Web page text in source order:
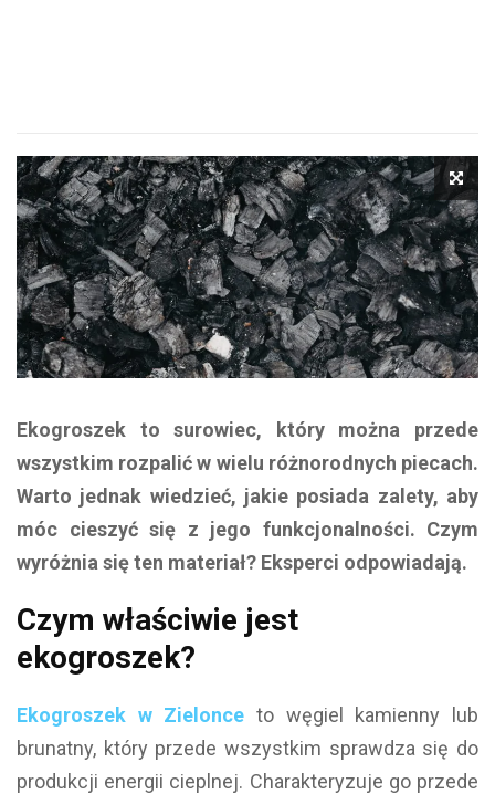
Ekogroszek to surowiec, który można przede
wszystkim rozpalić w wielu różnorodnych piecach.
Warto jednak wiedzieć, jakie posiada zalety, aby
móc cieszyć się z jego funkcjonalności. Czym
wyróżnia się ten materiał? Eksperci odpowiadają.
Czym właściwie jest
ekogroszek?
Ekogroszek w Zielonce to węgiel kamienny lub
brunatny, który przede wszystkim sprawdza się do
produkcji energii cieplnej. Charakteryzuje go przede